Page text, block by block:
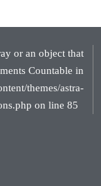
or an object that
Countable in
themes/astra-
on line 85